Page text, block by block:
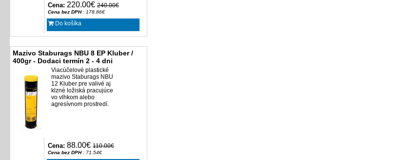
Cena: 220.00€ 240.00€
Cena bez DPH: 178.86€
Do košíka
Mazivo Staburags NBU 8 EP Kluber /
400gr - Dodaci termín 2 - 4 dni
Viacúčelové plastické
mazivo Staburags NBU
12 Kluber pre valivé aj
klzné ložiská pracujúce
vo vlhkom alebo
agresívnom prostredí.
Cena: 88.00€ 110.00€
Cena bez DPH: 71.54€